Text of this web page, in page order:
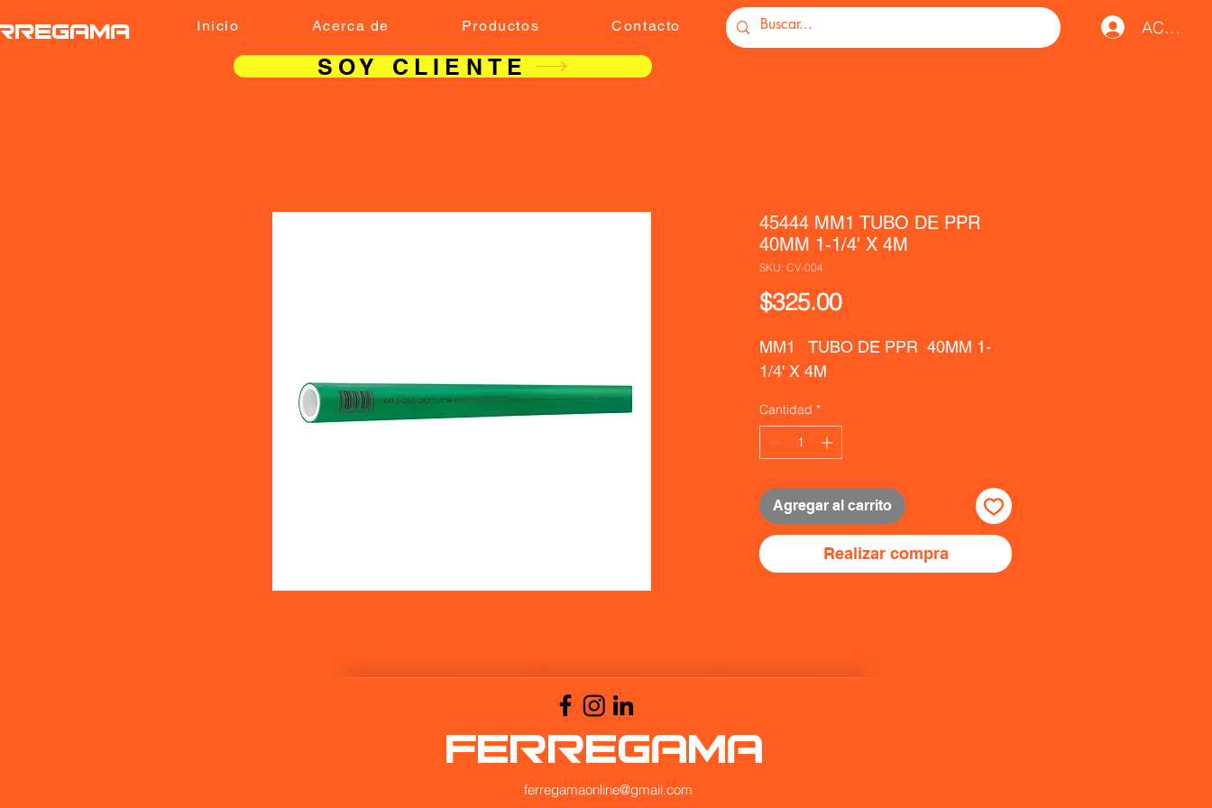
Inicio Acerca de Productos Contacto ACCESO
SOY CLIENTE
45444 MM1 TUBO DE PPR
40MM 1-1/4' X 4M
SKU: CV-004
$325.00Precio
MM1   TUBO DE PPR  40MM 1-
1/4' X 4M
Cantidad *
Agregar al carrito
Realizar compra
ferregamaonline@gmail.com
FERREGAMA